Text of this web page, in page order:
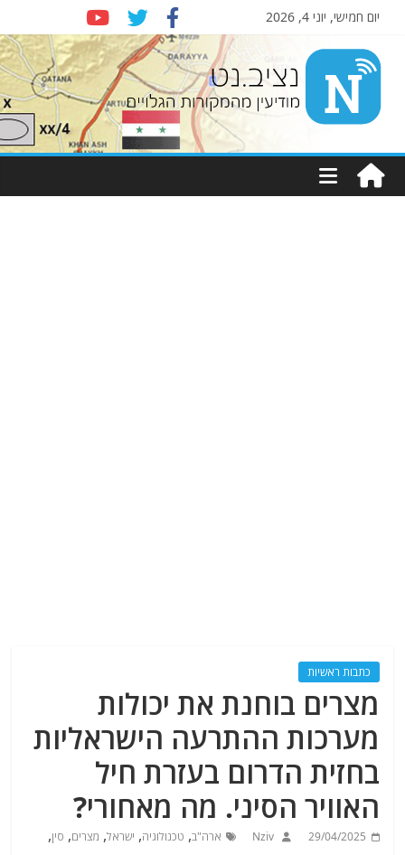
יום חמישי, יוני 4, 2026
כתבות ראשיות
מצרים בוחנת את יכולות
מערכות ההתרעה הישראליות
בחזית הדרום בעזרת חיל
האוויר הסיני. מה מאחורי?
29/04/2025
Nziv ארה"ב,טכנולוגיה,ישראל,מצרים,סין,